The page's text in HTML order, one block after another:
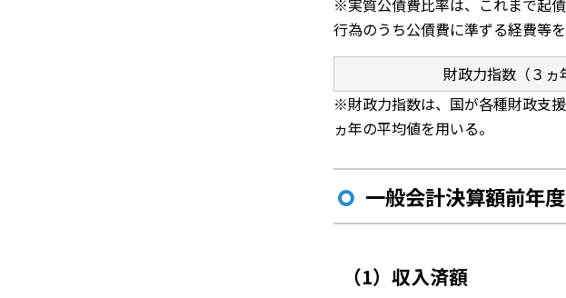
※実質公債費比率は、これまで起
行為のうち公債費に準ずる経費等
財政力指数（３ヵ
※財政力指数は、国が各種財政支
ヵ年の平均値を用いる。
一般会計決算額前年
（1）収入済額